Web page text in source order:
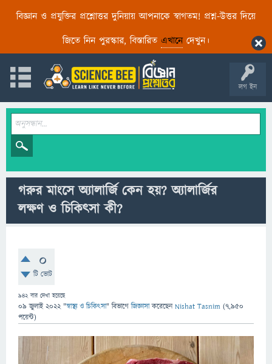
বিজ্ঞান ও প্রযুক্তির প্রশ্নোত্তর দুনিয়ায় আপনাকে স্বাগতম! প্রশ্ন-উত্তর দিয়ে
জিতে নিন পুরস্কার, বিস্তারিত এখানেদেখুন।
লগ ইন
গরুর মাংসে অ্যালার্জি কেন হয়? অ্যালার্জির
লক্ষণ ও চিকিৎসা কী?
0
টি ভোট
942বার দেখা হয়েছে
09 জুলাই 2022 "স্বাস্থ্য ও চিকিৎসা" বিভাগে জিজ্ঞাসাকরেছেনNishat Tasnim (7,950
পয়েন্ট)